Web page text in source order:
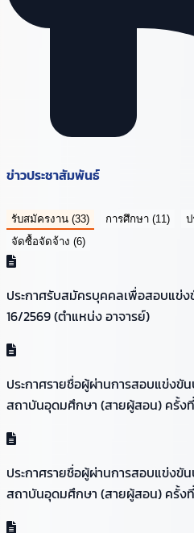
ข่าวประชาสัมพันธ์
รับสมัครงาน (33) การศึกษา (11)
จัดซื้อจัดจ้าง (6)
ประกาศรับสมัครบุคคลเพื่อสอบแข่ง
16/2569 (ตำแหน่ง อาจารย์)
ประกาศรายชื่อผู้ผ่านการสอบแข่งขั
สถาบันอุดมศึกษา (สายผู้สอน) ครั้ง
ประกาศรายชื่อผู้ผ่านการสอบแข่งขั
สถาบันอุดมศึกษา (สายผู้สอน) ครั้ง